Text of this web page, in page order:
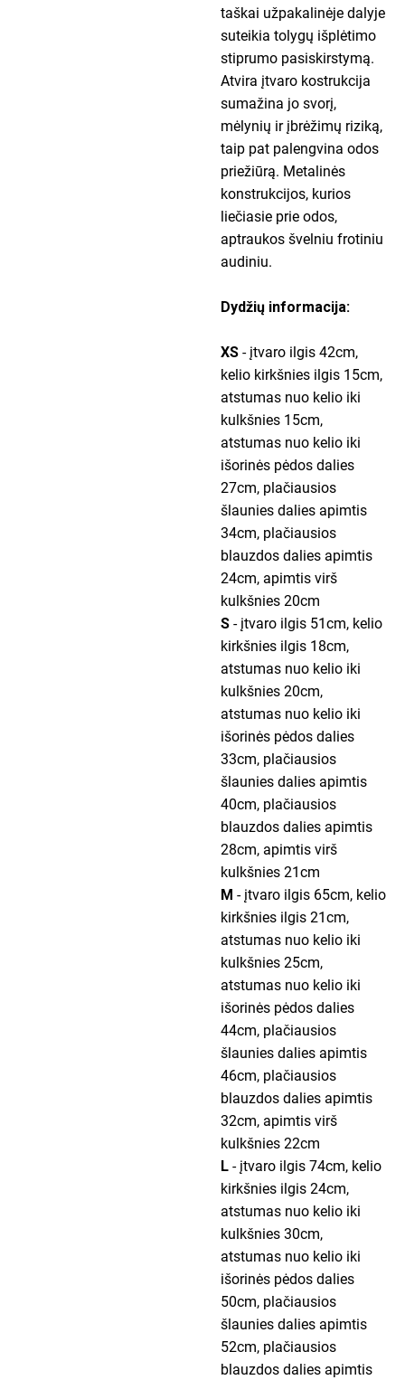
taškai užpakalinėje dalyje
suteikia tolygų išplėtimo
stiprumo pasiskirstymą.
Atvira įtvaro kostrukcija
sumažina jo svorį,
mėlynių ir įbrėžimų riziką,
taip pat palengvina odos
priežiūrą. Metalinės
konstrukcijos, kurios
liečiasie prie odos,
aptraukos švelniu frotiniu
audiniu.
Dydžių informacija:
XS - įtvaro ilgis 42cm,
kelio kirkšnies ilgis 15cm,
atstumas nuo kelio iki
kulkšnies 15cm,
atstumas nuo kelio iki
išorinės pėdos dalies
27cm, plačiausios
šlaunies dalies apimtis
34cm, plačiausios
blauzdos dalies apimtis
24cm, apimtis virš
kulkšnies 20cm
S- įtvaro ilgis 51cm, kelio
kirkšnies ilgis 18cm,
atstumas nuo kelio iki
kulkšnies 20cm,
atstumas nuo kelio iki
išorinės pėdos dalies
33cm, plačiausios
šlaunies dalies apimtis
40cm, plačiausios
blauzdos dalies apimtis
28cm, apimtis virš
kulkšnies 21cm
M- įtvaro ilgis 65cm, kelio
kirkšnies ilgis 21cm,
atstumas nuo kelio iki
kulkšnies 25cm,
atstumas nuo kelio iki
išorinės pėdos dalies
44cm, plačiausios
šlaunies dalies apimtis
46cm, plačiausios
blauzdos dalies apimtis
32cm, apimtis virš
kulkšnies 22cm
L- įtvaro ilgis 74cm, kelio
kirkšnies ilgis 24cm,
atstumas nuo kelio iki
kulkšnies 30cm,
atstumas nuo kelio iki
išorinės pėdos dalies
50cm, plačiausios
šlaunies dalies apimtis
52cm, plačiausios
blauzdos dalies apimtis